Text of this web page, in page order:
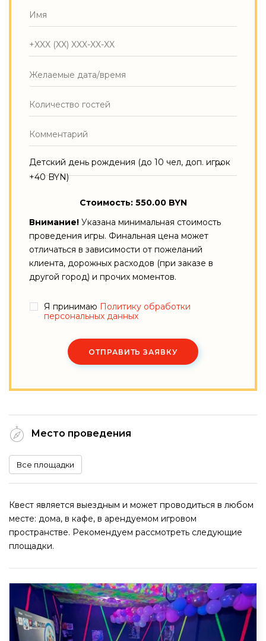
Детский день рождения (до 10 чел, доп. игрок
+40 BYN)
Стоимость: 550.00 BYN
Внимание! Указана минимальная стоимость
проведения игры. Финальная цена может
отличаться в зависимости от пожеланий
клиента, дорожных расходов (при заказе в
другой город) и прочих моментов.
Я принимаю Политику обработки
персональных данных
ОТПРАВИТЬ ЗАЯВКУ
Место проведения
Все площадки
Квест является выездным и может проводиться в любом
месте: дома, в кафе, в арендуемом игровом
пространстве. Рекомендуем рассмотреть следующие
площадки.